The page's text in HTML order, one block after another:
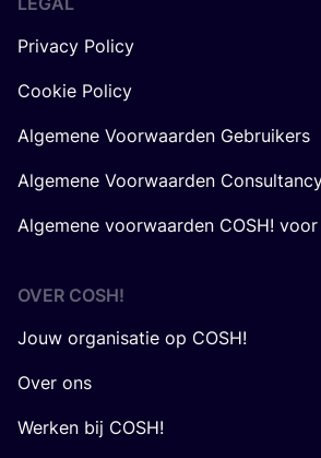
Privacy Policy
Cookie Policy
Algemene Voorwaarden Gebruikers
Algemene Voorwaarden
Algemene voorwaarden COSH!
OVER COSH!
Jouw organisatie op COSH!
Over ons
Werken bij COSH!